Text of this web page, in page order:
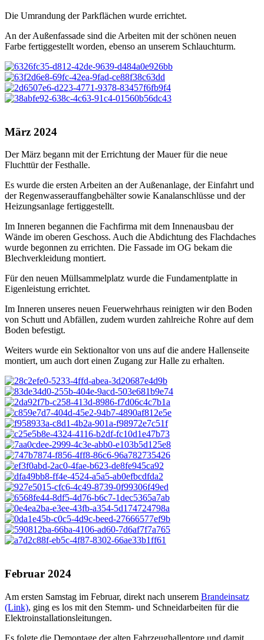
Die Umrandung der Parkflächen wurde errichtet.
An der Außenfassade sind die Arbeiten mit der schönen neuen
Farbe fertiggestellt worden, ebenso an unserem Schlauchturm.
März 2024
Der März begann mit der Errichtung der Mauer für die neue
Fluchttür der Festhalle.
Es wurde die ersten Arbeiten an der Außenanlage, der Einfahrt und
der Regenwasserauffangbehälter sowie Kanalanschlüsse und der
Heizungsanlage fertiggestellt.
Im Inneren begannen die Fachfirma mit dem Innenausbau der
Wände im oberen Geschoss. Auch die Abdichtung des Flachdaches
wurde begonnen zu errichten. Die Fassade im OG bekam die
Blechverkleidung montiert.
Für den neuen Müllsammelplatz wurde die Fundamentplatte in
Eigenleistung errichtet.
Im Inneren unseres neuen Feuerwehrhaus reinigten wir den Boden
von Schutt und Abfällen, zudem wurden zahlreiche Rohre auf dem
Boden befestigt.
Weiters wurde ein Sektionaltor von uns auf die andere Hallenseite
montiert, um auch dort einen Zugang zur Halle zu erhalten.
Februar 2024
Am ersten Samstag im Februar, direkt nach unserem Brandeinsatz
(Link), ging es los mit den Stemm- und Schneidarbeiten für die
Elektroinstallationsleitungen.
Es folgte die Demontage der alten Fahrzeughallentore und damit